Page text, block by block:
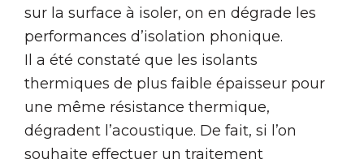
sur la surface à isoler, on en dégrade les
performances d’isolation phonique.
Il a été constaté que les isolants
thermiques de plus faible épaisseur pour
une même résistance thermique,
dégradent l’acoustique. De fait, si l’on
souhaite effectuer un traitement